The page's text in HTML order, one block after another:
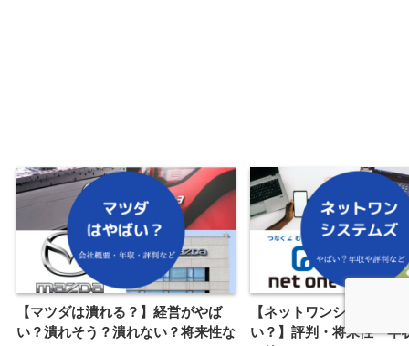
【マツダは潰れる？】経営がやば
い？潰れそう？潰れない？将来性な
【ネットワンシステムズ
い？】評判・将来性・年